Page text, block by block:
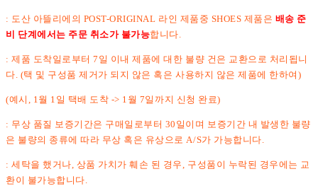
: 도산 아뜰리에의 POST-ORIGINAL 라인 제품중 SHOES 제품은 배송 준
비 단계에서는 주문 취소가 불가능합니다.
: 제품 도착일로부터 7일 이내 제품에 대한 불량 건은 교환으로 처리됩니
다. (택 및 구성품 제거가 되지 않은 혹은 사용하지 않은 제품에 한하여)
(예시, 1월 1일 택배 도착 -> 1월 7일까지 신청 완료)
: 무상 품질 보증기간은 구매일로부터 30일이며 보증기간 내 발생한 불량
은 불량의 종류에 따라 무상 혹은 유상으로 A/S가 가능합니다.
: 세탁을 했거나, 상품 가치가 훼손 된 경우, 구성품이 누락된 경우에는 교
환이 불가능합니다.